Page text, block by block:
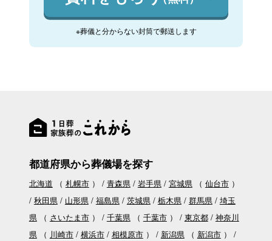
※葬儀と分からない封筒で郵送します
都道府県から葬儀場を探す
北海道 （ 札幌市） 青森県 岩手県 宮城県（ 仙台市）
秋田県
山形県 福島県 茨城県 栃木県 群馬県
埼玉
県（ さいたま市） 千葉県（ 千葉市） 東京都
神奈川
県（ 川崎市 横浜市 相模原市） 新潟県（ 新潟市）